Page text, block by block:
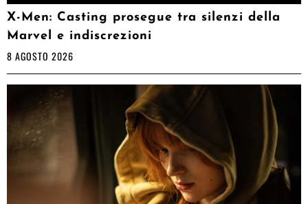
X-Men: Casting prosegue tra silenzi della
Marvel e indiscrezioni
8 AGOSTO 2026